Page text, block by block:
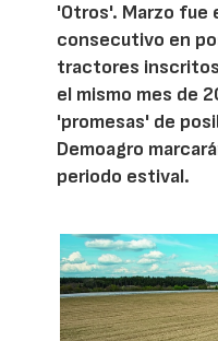
'Otros'. Marzo fue
consecutivo en
tractores
el mismo mes de
'promesas' de
Demoagro
periodo estival.